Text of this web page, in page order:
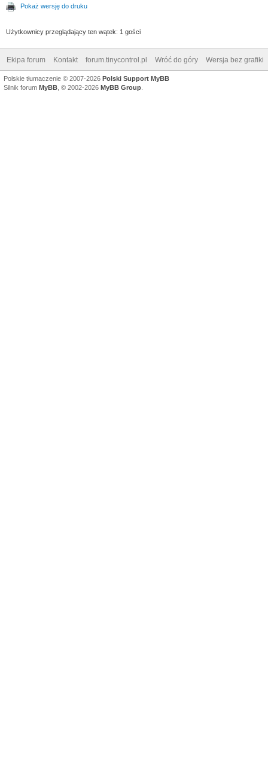
Pokaż wersję do druku
Użytkownicy przeglądający ten wątek: 1 gości
Ekipa forum Kontakt forum.tinycontrol.pl Wróć do góry Wersja bez grafiki
Polskie tłumaczenie © 2007-2026 Polski Support MyBB
Silnik forum MyBB , © 2002-2026 MyBB Group